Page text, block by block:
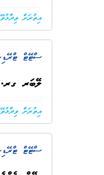
އިތުރަށް ވިދާޅުވޭ
ސްޓޭޓް
ލޭބަރ ގރ. 1
އިތުރަށް ވިދާޅުވޭ
ސްޓޭޓް